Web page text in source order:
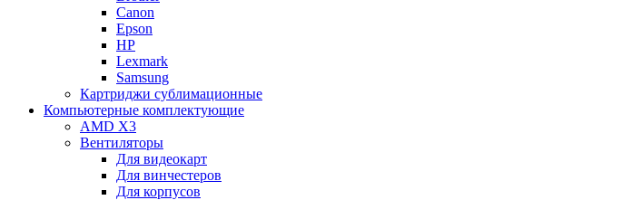
Canon
Epson
HP
Lexmark
Samsung
Картриджи сублимационные
Компьютерные комплектующие
AMD X3
Вентиляторы
Для видеокарт
Для винчестеров
Для корпусов